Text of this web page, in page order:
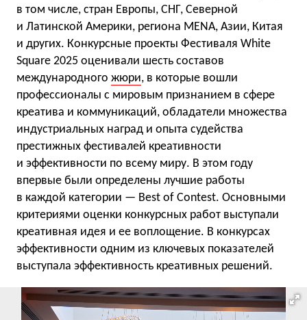
в том числе, стран Европы, СНГ, Северной
и Латинской Америки, региона MENA, Азии, Китая
и других. Конкурсные проекты Фестиваля White
Square 2025 оценивали шесть составов
международного жюри, в которые вошли
профессионалы с мировым признанием в сфере
креатива и коммуникаций, обладатели множества
индустриальных наград и опыта судейства
престижных фестивалей креативности
и эффективности по всему миру. В этом году
впервые были определены лучшие работы
в каждой категории — Best of Contest. Основными
критериями оценки конкурсных работ выступали
креативная идея и ее воплощение. В конкурсах
эффективности одним из ключевых показателей
выступала эффективность креативных решений.